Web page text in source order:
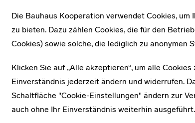
Die Bauhaus Kooperation verwendet Cookies,
zu bieten. Dazu zählen Cookies, die für den
Cookies) sowie solche, die lediglich zu anonymen
Klicken Sie auf „Alle akzeptieren“, um alle
Einverständnis jederzeit ändern und widerrufen.
Schaltfläche "Cookie-Einstellungen" ändern zur
auch ohne Ihr Einverständnis weiterhin ausgeführt.
WEITERE ARTIKEL